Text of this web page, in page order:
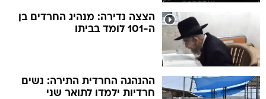
הצצה נדירה: מנהיג החרדים בן
ה-101 לומד בביתו
ההנהגה החרדית התירה: נשים
חרדיות ילמדו לתואר שני